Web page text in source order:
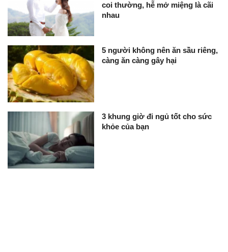
coi thường, hễ mở miệng là cãi
nhau
5 người không nên ăn sầu riêng,
càng ăn càng gây hại
3 khung giờ đi ngủ tốt cho sức
khỏe của bạn